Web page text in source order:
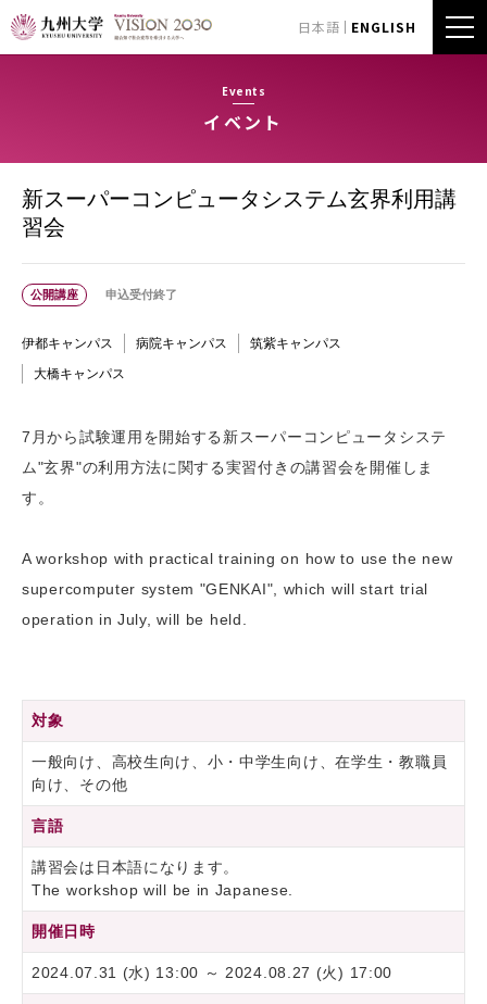
日本語 ENGLISH
Events
イベント
新スーパーコンピュータシステム玄界利用講
習会
公開講座 申込受付終了
伊都キャンパス 病院キャンパス
筑紫キャンパス
大橋キャンパス
7月から試験運用を開始する新スーパーコンピュータシステ
ム"玄界"の利用方法に関する実習付きの講習会を開催しま
す。
A workshop with practical training on how to use the new
supercomputer system "GENKAI", which will start trial
operation in July, will be held.
対象
一般向け、高校生向け、小・中学生向け、在学生・教職員
向け、その他
言語
講習会は日本語になります。
The workshop will be in Japanese.
開催日時
2024.07.31 (水) 13:00 ～ 2024.08.27 (火) 17:00